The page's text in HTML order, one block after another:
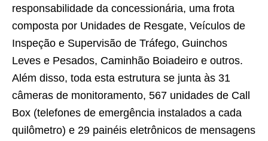
responsabilidade da concessionária, uma frota
composta por Unidades de Resgate, Veículos de
Inspeção e Supervisão de Tráfego, Guinchos
Leves e Pesados, Caminhão Boiadeiro e outros.
Além disso, toda esta estrutura se junta às 31
câmeras de monitoramento, 567 unidades de Call
Box (telefones de emergência instalados a cada
quilômetro) e 29 painéis eletrônicos de mensagens